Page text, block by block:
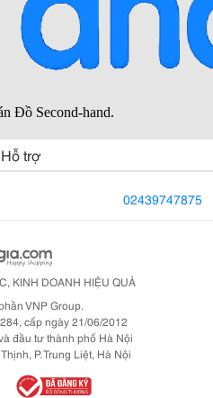
Hỗ trợ
02439747875
KINH DOANH HIỆU QUẢ
VNP Group.
cấp ngày 21/06/2012
đầu tư thành phố Hà Nội
P. Trung Liệt, Hà Nội